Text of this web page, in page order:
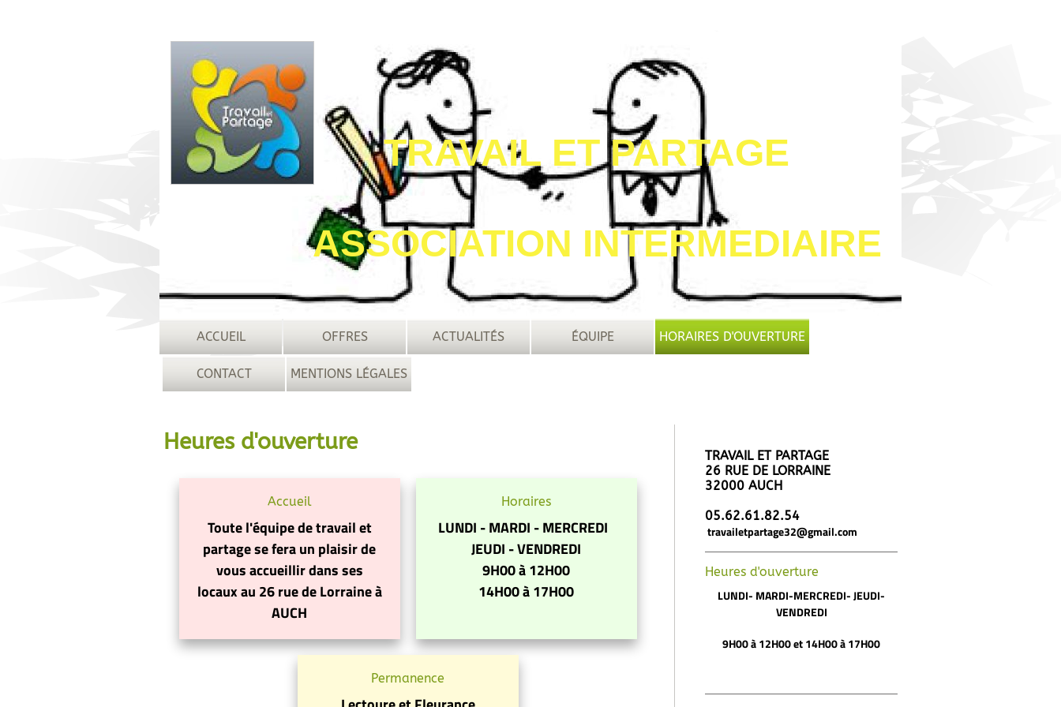
TRAVAIL ET PARTAGE
ASSOCIATION INTERMEDIAIRE
ACCUEIL OFFRES ACTUALITÉS ÉQUIPE HORAIRES D'OUVERTURE
CONTACT MENTIONS LÉGALES
Heures d'ouverture
Accueil
Toute l'équipe de travail et
partage se fera un plaisir de
vous accueillir dans ses
locaux au 26 rue de Lorraine à
AUCH
Horaires
LUNDI - MARDI - MERCREDI
JEUDI - VENDREDI
9H00 à 12H00
14H00 à 17H00
Permanence
TRAVAIL ET PARTAGE
26 RUE DE LORRAINE
32000 AUCH
05.62.61.82.54
travailetpartage32@gmail.com
Heures d'ouverture
LUNDI- MARDI-MERCREDI-JEUDI-
VENDREDI
9H00 à 12H00 et 14H00 à 17H00